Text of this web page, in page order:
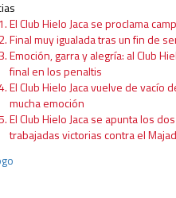
El Club Hielo Jaca se proclama
Final muy igualada tras un fin de
Emoción, garra y alegría: al Club
final en los penaltis
El Club Hielo Jaca vuelve de
mucha emoción
El Club Hielo Jaca se apunta los
trabajadas victorias contra el